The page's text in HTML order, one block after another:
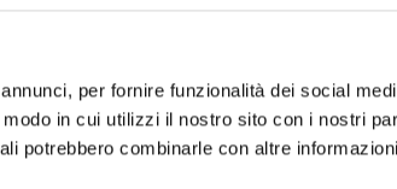
per fornire funzionalità dei social
in cui utilizzi il nostro sito con i nostri
potrebbero combinarle con altre
AND,